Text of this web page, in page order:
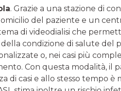
. Grazie a una stazione di
del paziente e un
di videodialisi che
condizione di salute del
o, nei casi più
Con questa modalità, il
di casi e allo stesso tempo